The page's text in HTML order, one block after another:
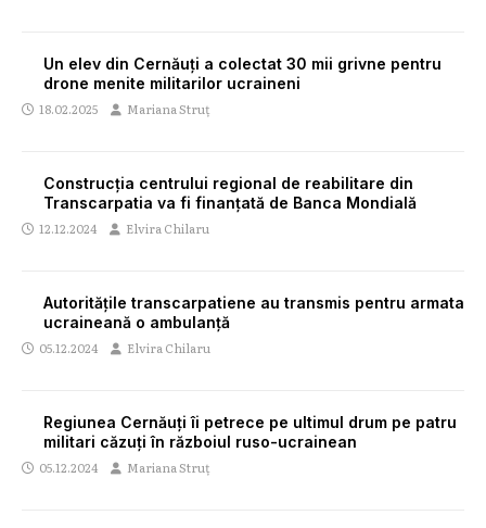
Un elev din Cernăuți a colectat 30 mii grivne pentru
drone menite militarilor ucraineni
18.02.2025 Mariana Struț
Construcția centrului regional de reabilitare din
Transcarpatia va fi finanțată de Banca Mondială
12.12.2024 Elvira Chilaru
Autoritățile transcarpatiene au transmis pentru armata
ucraineană o ambulanță
05.12.2024 Elvira Chilaru
Regiunea Cernăuți îi petrece pe ultimul drum pe patru
militari căzuți în războiul ruso-ucrainean
05.12.2024 Mariana Struț